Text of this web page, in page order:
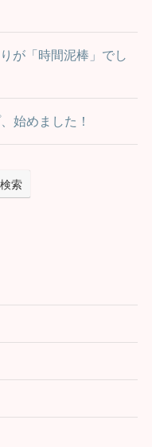
が「時間泥棒」でし
始めました！
検索